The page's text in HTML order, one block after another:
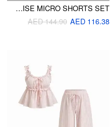
TEXTURED RUFFLE SLEEVE STRIPE BOWKNOT TOP & MID RISE MICRO SHORTS SET
AED 116.38
AED 144.90